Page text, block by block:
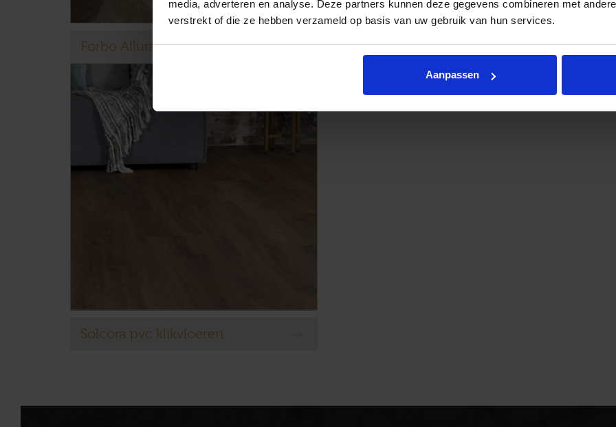
media, adverteren en analyse. Deze partners kunnen deze gegevens combineren met
verstrekt of die ze hebben verzameld op basis van uw gebruik van hun services.
Aanpassen
Forbo Allura pvc vloeren Forbo Coral deurmatten
Solcora pvc klikvloeren